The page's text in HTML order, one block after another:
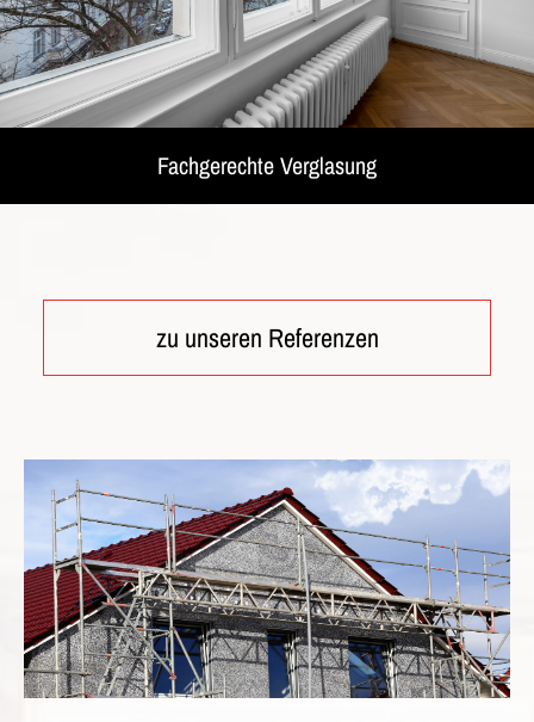
Fachgerechte Verglasung
zu unseren Referenzen